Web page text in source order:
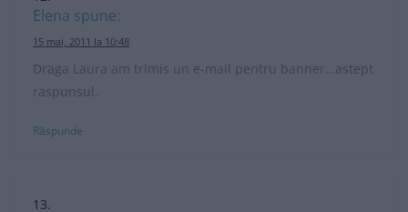
Elena spune:
15 mai, 2011 la 10:48
Draga Laura am trimis un e-mail pentru banner…astept
raspunsul.
Răspunde